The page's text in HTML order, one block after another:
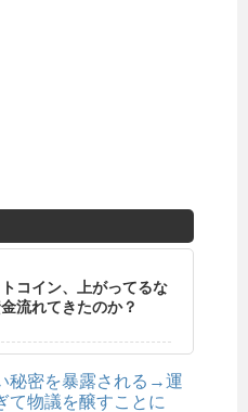
トコイン、上がってるな
流れてきたのか？
秘密を暴露される→運
て物議を醸すことに